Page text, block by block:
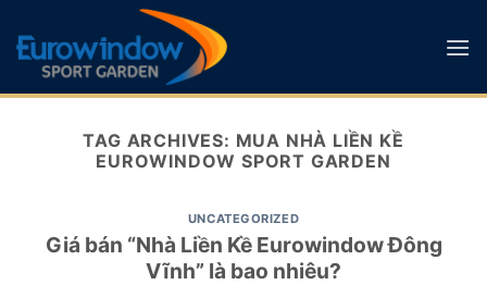
content
TAG ARCHIVES: MUA NHÀ LIỀN KỀ
EUROWINDOW SPORT GARDEN
UNCATEGORIZED
Giá bán “Nhà Liền Kề Eurowindow Đông
Vĩnh” là bao nhiêu?